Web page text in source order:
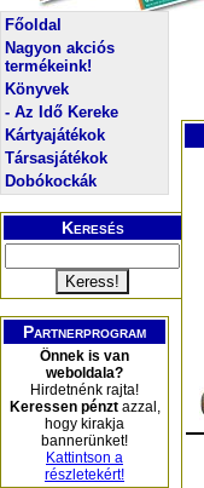
Főoldal
Nagyon akciós
termékeink!
Könyvek
- Az Idő Kereke
Kártyajátékok
Társasjátékok
Dobókockák
Keresés
Partnerprogram
Önnek is van
weboldala?
Hirdetnénk rajta!
Keressen pénztazzal,
hogy kirakja
bannerünket!
Kattintson a
részletekért!